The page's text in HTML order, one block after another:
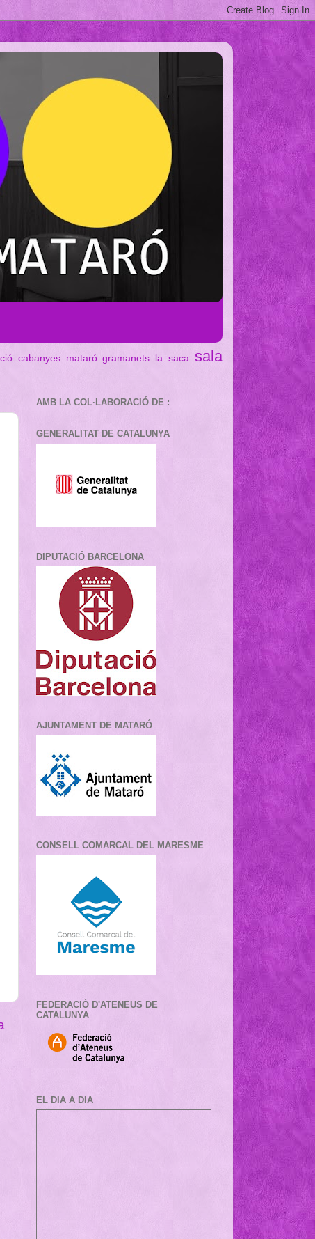
cabanyes mataró gramanets la saca
sala
AMB LA COL·LABORACIÓ DE :
GENERALITAT DE CATALUNYA
DIPUTACIÓ BARCELONA
AJUNTAMENT DE MATARÓ
CONSELL COMARCAL DEL MARESME
FEDERACIÓ D'ATENEUS DE
CATALUNYA
EL DIA A DIA